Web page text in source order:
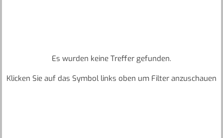
Es wurden keine Treffer gefunden.
Klicken Sie auf das Symbol links oben um Filter anzuschauen